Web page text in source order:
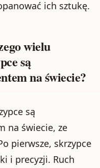
ich sztukę.
wielu
są
na świecie?
są
na świecie, ze
pierwsze, skrzypce
i precyzji. Ruch